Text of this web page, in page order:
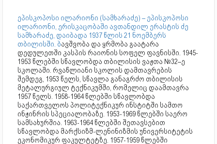
ეპისკოპოსი ილარიონი (სამხარაძე) – ეპისკოპოსი
ილარიონი, ერისკაცობაში ავთანდილ ერასტის ძე
სამხარაძე, დაიბადა 1937 წლის 21 ნოემბერს
თბილისში. ბავშვობა და ყრმობა გაატარა
დედულეთში კასპის რაიონის სოფელ ფავნისში. 1945-
1953 წლებში სწავლობდა თბილისის ვაჟთა №32–ე
სკოლაში. რვაწლიანი სკოლის დამთავრების
შემდეგ, 1953 წელს, სწავლა განაგრძო თბილისის
მეტალურგიულ ტექნიკუმში, რომელიც დაამთავრა
1957 წელს. 1958-1964 წლებში სწავლობდა
საქართველოს პოლიტექნიკურ ინსტიტში სამთო
ინჟინრის სპეციალობაზე. 1953-1969 წლებში საერო
სამსახურშია. 1963-1964 წლებში შეთავსებით
სწავლობდა მარქსიზმ-ლენინიზმის უნივერსიტეტის
ეკონომიკურ ფაკულტეტზე. 1957-1959 წლებში